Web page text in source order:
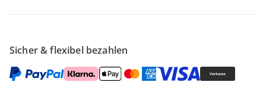
Sicher & flexibel bezahlen